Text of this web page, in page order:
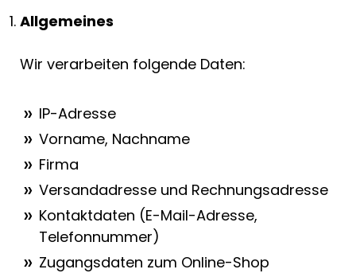
Allgemeines
Wir verarbeiten folgende Daten:
IP-Adresse
Vorname, Nachname
Firma
Versandadresse und Rechnungsadresse
Kontaktdaten (E-Mail-Adresse,
Telefonnummer)
Zugangsdaten zum Online-Shop